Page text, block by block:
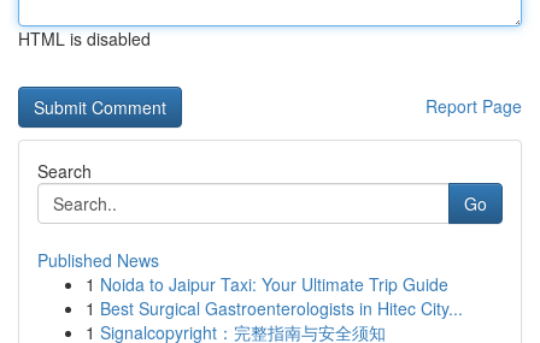
HTML is disabled
Report Page
Search
Go
Published News
1 Noida to Jaipur Taxi: Your Ultimate Trip Guide
1 Best Surgical Gastroenterologists in Hitec City...
1 Signalcopyright：完整指南与安全须知